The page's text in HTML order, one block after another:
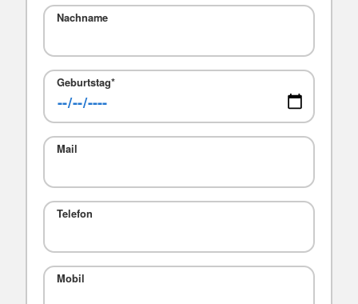
Nachname
Geburtstag*
Mail
Telefon
Mobil